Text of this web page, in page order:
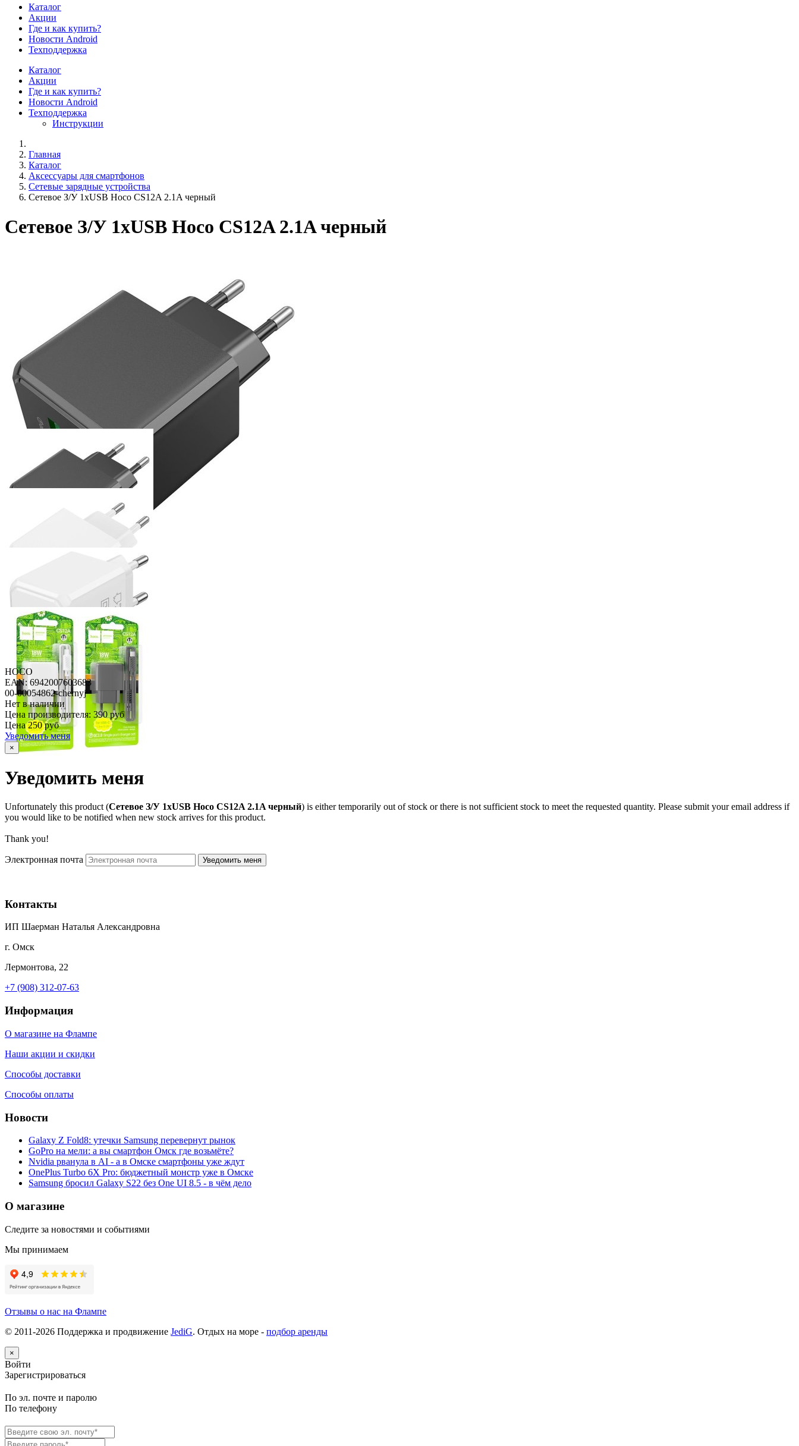
Каталог
Акции
Где и как купить?
Новости Android
Техподдержка
Каталог
Акции
Где и как купить?
Новости Android
Техподдержка
Инструкции
Главная
Каталог
Аксессуары для смартфонов
Сетевые зарядные устройства
Сетевое З/У 1xUSB Hoco CS12A 2.1A черный
Сетевое З/У 1xUSB Hoco CS12A 2.1A черный
HOCO
EAN: 6942007603683
00-00054862-chernyj
Нет в наличии
Цена производителя: 390 руб
Цена250 руб
Уведомить меня
×
Уведомить меня
Unfortunately this product (Сетевое З/У 1xUSB Hoco CS12A 2.1A черный) is either temporarily out of stock or there is not sufficient stock to meet the requested quantity. Please submit your email address if
you would like to be notified when new stock arrives for this product.
Thank you!
Электронная почта
Контакты
ИП Шаерман Наталья Александровна
г. Омск
Лермонтова, 22
+7 (908) 312-07-63
Информация
О магазине на Флампе
Наши акции и скидки
Способы доставки
Способы оплаты
Новости
Galaxy Z Fold8: утечки Samsung перевернут рынок
GoPro на мели: а вы смартфон Омск где возьмёте?
Nvidia рванула в AI - а в Омске смартфоны уже ждут
OnePlus Turbo 6X Pro: бюджетный монстр уже в Омске
Samsung бросил Galaxy S22 без One UI 8.5 - в чём дело
О магазине
Следите за новостями и событиями
Мы принимаем
Отзывы о нас на Флампе
© 2011-2026 Поддержка и продвижение JediG. Отдых на море - подбор аренды
×
Войти
Зарегистрироваться
По эл. почте и паролю
По телефону